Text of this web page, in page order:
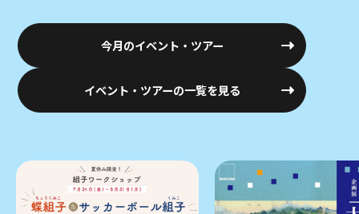
今月のイベント・ツアー
イベント・ツアーの一覧を見る